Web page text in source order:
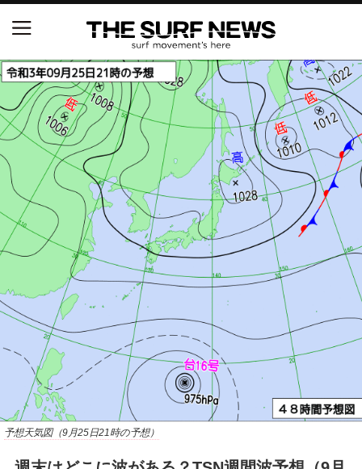
予想天気図（9月25日21時の予想）
NSAと茅ヶ崎市が包括連携協定を締結 自治体との
協定は全国初、サーフィンを軸に地域活性化へ
【五十嵐カノア独占インタビュー】旧友レオ、ジャ
ックとの豪華プライベートセッション
S.ONE ショート＆ロング開幕戦・現地リポート（高
橋みなと）
ニュース
特集
試合
ホリデースタイル
ウェストジャパン